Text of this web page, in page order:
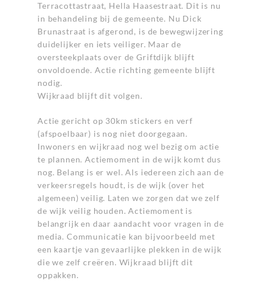
Terracottastraat, Hella Haasestraat. Dit is nu
in behandeling bij de gemeente. Nu Dick
Brunastraat is afgerond, is de bewegwijzering
duidelijker en iets veiliger. Maar de
oversteekplaats over de Griftdijk blijft
onvoldoende. Actie richting gemeente blijft
nodig.
Wijkraad blijft dit volgen.
Actie gericht op 30km stickers en verf
(afspoelbaar) is nog niet doorgegaan.
Inwoners en wijkraad nog wel bezig om actie
te plannen. Actiemoment in de wijk komt dus
nog. Belang is er wel. Als iedereen zich aan de
verkeersregels houdt, is de wijk (over het
algemeen) veilig. Laten we zorgen dat we zelf
de wijk veilig houden. Actiemoment is
belangrijk en daar aandacht voor vragen in de
media. Communicatie kan bijvoorbeeld met
een kaartje van gevaarlijke plekken in de wijk
die we zelf creëren. Wijkraad blijft dit
oppakken.